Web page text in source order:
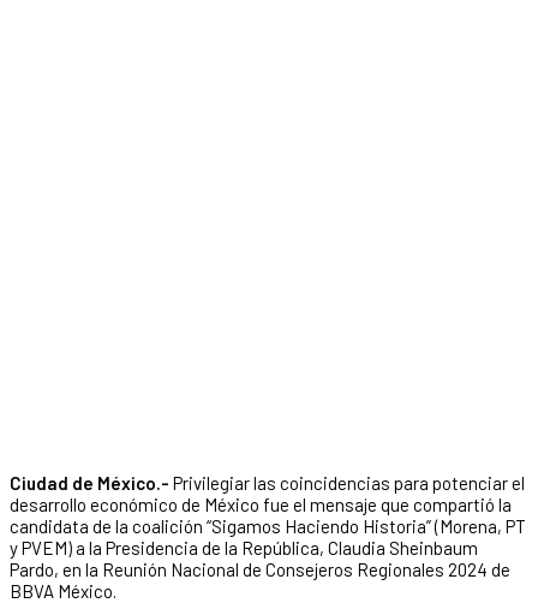
Ciudad de México.- Privilegiar las coincidencias para potenciar el
desarrollo económico de México fue el mensaje que compartió la
candidata de la coalición “Sigamos Haciendo Historia” (Morena, PT
y PVEM) a la Presidencia de la República, Claudia Sheinbaum
Pardo, en la Reunión Nacional de Consejeros Regionales 2024 de
BBVA México.